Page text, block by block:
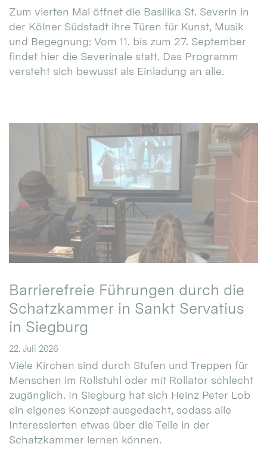
Zum vierten Mal öffnet die Basilika St. Severin in
der Kölner Südstadt ihre Türen für Kunst, Musik
und Begegnung: Vom 11. bis zum 27. September
findet hier die Severinale statt. Das Programm
versteht sich bewusst als Einladung an alle.
Barrierefreie Führungen durch die
Schatzkammer in Sankt Servatius
in Siegburg
22. Juli 2026
Viele Kirchen sind durch Stufen und Treppen für
Menschen im Rollstuhl oder mit Rollator schlecht
zugänglich. In Siegburg hat sich Heinz Peter Lob
ein eigenes Konzept ausgedacht, sodass alle
Interessierten etwas über die Teile in der
Schatzkammer lernen können.